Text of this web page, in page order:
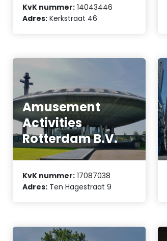
KvK nummer: 14043446
Adres: Kerkstraat 46
Amusement
Activities
Rotterdam B.V.
KvK nummer: 17087038
Adres: Ten Hagestraat 9